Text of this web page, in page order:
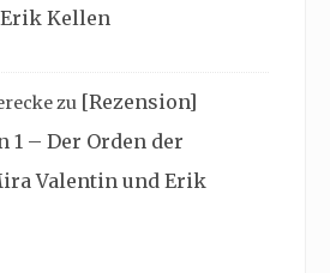
Kellen
zu [Rezension]
1 – Der Orden der
Valentin und Erik